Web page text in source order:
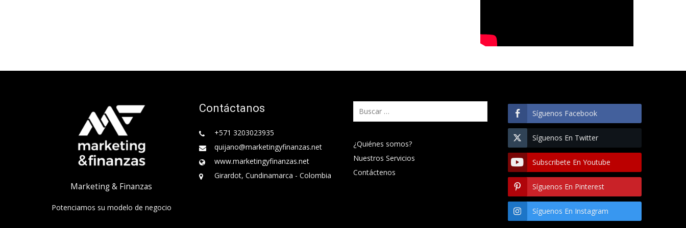
Marketing & Finanzas
Potenciamos su modelo de negocio
Contáctanos
+571 3203023935
quijano@marketingyfinanzas.net
www.marketingyfinanzas.net
Girardot, Cundinamarca - Colombia
Buscar:
¿Quiénes somos?
Nuestros Servicios
Contáctenos
Síguenos Facebook
Síguenos En Twitter
Subscribete En Youtube
Síguenos En Pinterest
Síguenos En Instagram